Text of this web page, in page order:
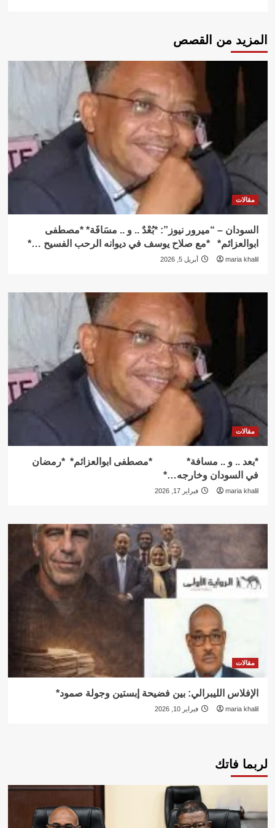
المزيد من القصص
مقالات
السودان – “ميرور نيوز”: *بُعْدٌ .. و .. مسَافَة* *مصطفى
ابوالعزائم* *مع صلاح يوسف في ديوانه الرحب الفسيح …*
maria khalil أبريل 5, 2026
مقالات
*بعد .. و .. مسافة* *مصطفى ابوالعزائم* *رمضان
في السودان وخارجه…*
maria khalil فبراير 17, 2026
مقالات
الإفلاس الليبرالي: بين فضيحة إبستين وجولة صمود*
maria khalil فبراير 10, 2026
لربما فاتك